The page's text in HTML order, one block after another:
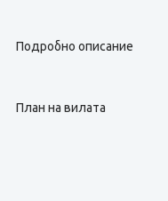
Подробно описание
План на вилата